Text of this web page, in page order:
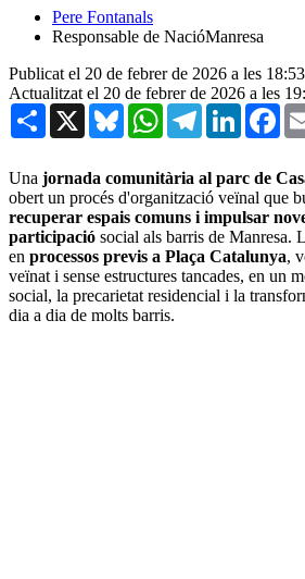
Pere Fontanals
Responsable de NacióManresa
Publicat el 20 de febrer de 2026 a les 18:53
Actualitzat el 20 de febrer de 2026 a les
Share X BlueskyWhatsAppTelegramLinkedIn
Una jornada comunitària al parc de
obert un procés d'organització veïnal que
recuperar espais comuns i impulsar
participació social als barris de Manresa.
en processos previs a Plaça Catalunya,
veïnat i sense estructures tancades, en un
social, la precarietat residencial i la
dia a dia de molts barris.